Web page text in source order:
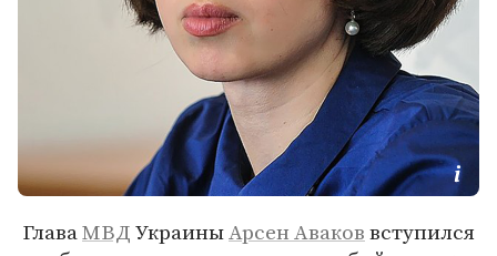
ГлаваМВДУкраиныАрсен Аваковвступился